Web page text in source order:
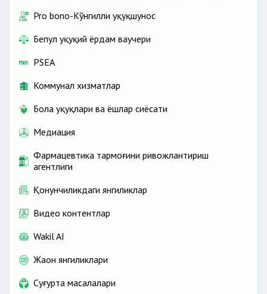
Pro bono-Кўнгилли ҳуқуқшунос
Бепул ҳуқуқий ёрдам ваучери
PSEA
Коммунал хизматлар
Бола ҳуқуқлари ва ёшлар сиёсати
Медиация
Фармацевтика тармоғини ривожлантириш
агентлиги
Қонунчиликдаги янгиликлар
Видео контентлар
Wakil AI
Жаҳон янгиликлари
Cуғурта масалалари